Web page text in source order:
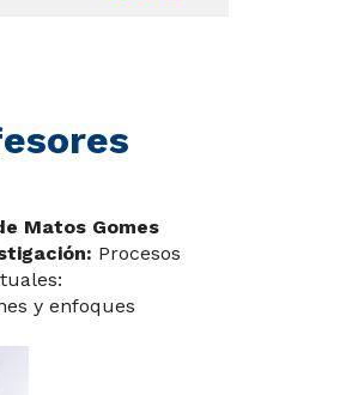
Matos Gomes
Procesos
y enfoques